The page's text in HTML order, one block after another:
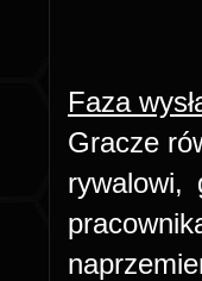
Faza
Gracze
rywalowi,